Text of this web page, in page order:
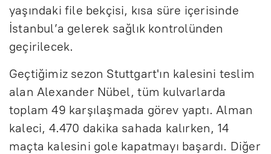
yaşındaki file bekçisi, kısa süre içerisinde
İstanbul’a gelerek sağlık kontrolünden
geçirilecek.
Geçtiğimiz sezon Stuttgart'ın kalesini teslim
alan Alexander Nübel, tüm kulvarlarda
toplam 49 karşılaşmada görev yaptı. Alman
kaleci, 4.470 dakika sahada kalırken, 14
maçta kalesini gole kapatmayı başardı. Diğer